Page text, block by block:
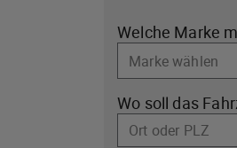
Welche Marke
Wo soll das
Ort oder PLZ